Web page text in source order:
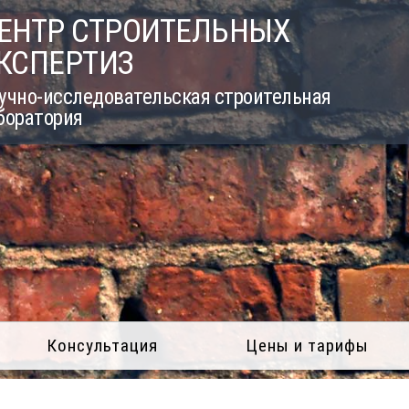
СТРОИТЕЛЬНЫХ
исследовательская строительная
Консультация Цены и тарифы